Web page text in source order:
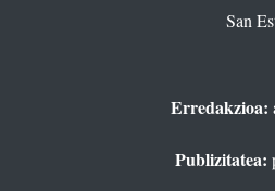
San
Erredakzioa:
Publizitatea: